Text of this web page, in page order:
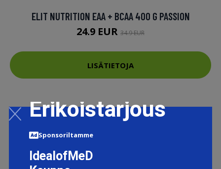
ELIT NUTRITION EAA + BCAA 400 G PASSION
24.9 EUR 34.9 EUR
LISÄTIETOJA
Erikoistarjous
Sponsoriltamme
IdealofMeD